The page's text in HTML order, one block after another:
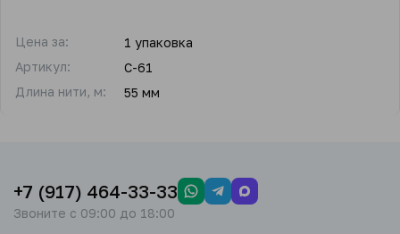
Цена за:
1 упаковка
Артикул:
C-61
Длина нити, м:
55 мм
+7 (917) 464-33-33
Звоните с 09:00 до 18:00